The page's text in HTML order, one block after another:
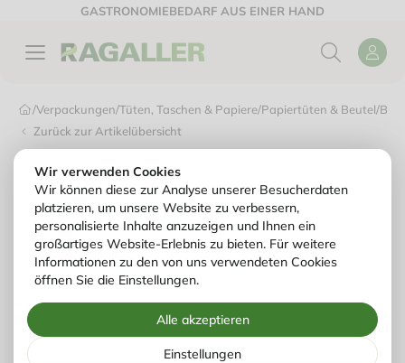
Wir verwenden Cookies
Wir können diese zur Analyse unserer Besucherdaten
platzieren, um unsere Website zu verbessern,
personalisierte Inhalte anzuzeigen und Ihnen ein
großartiges Website-Erlebnis zu bieten. Für weitere
Informationen zu den von uns verwendeten Cookies
öffnen Sie die Einstellungen.
Alle akzeptieren
Einstellungen
GASTRONOMIEBEDARF AUS EINER HAND
/Verpackungen/Tüten, Taschen & Papiere/Papiertüten & Beutel/
Zurück zur Artikelübersicht